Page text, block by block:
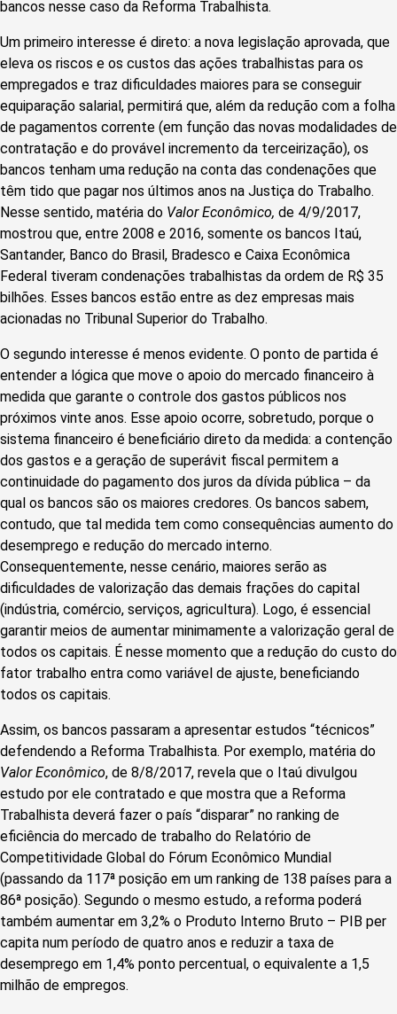
bancos nesse caso da Reforma Trabalhista.
Um primeiro interesse é direto: a nova legislação aprovada, que
eleva os riscos e os custos das ações trabalhistas para os
empregados e traz dificuldades maiores para se conseguir
equiparação salarial, permitirá que, além da redução com a folha
de pagamentos corrente (em função das novas modalidades de
contratação e do provável incremento da terceirização), os
bancos tenham uma redução na conta das condenações que
têm tido que pagar nos últimos anos na Justiça do Trabalho.
Nesse sentido, matéria do Valor Econômico, de 4/9/2017,
mostrou que, entre 2008 e 2016, somente os bancos Itaú,
Santander, Banco do Brasil, Bradesco e Caixa Econômica
Federal tiveram condenações trabalhistas da ordem de R$ 35
bilhões. Esses bancos estão entre as dez empresas mais
acionadas no Tribunal Superior do Trabalho.
O segundo interesse é menos evidente. O ponto de partida é
entender a lógica que move o apoio do mercado financeiro à
medida que garante o controle dos gastos públicos nos
próximos vinte anos. Esse apoio ocorre, sobretudo, porque o
sistema financeiro é beneficiário direto da medida: a contenção
dos gastos e a geração de superávit fiscal permitem a
continuidade do pagamento dos juros da dívida pública – da
qual os bancos são os maiores credores. Os bancos sabem,
contudo, que tal medida tem como consequências aumento do
desemprego e redução do mercado interno.
Consequentemente, nesse cenário, maiores serão as
dificuldades de valorização das demais frações do capital
(indústria, comércio, serviços, agricultura). Logo, é essencial
garantir meios de aumentar minimamente a valorização geral de
todos os capitais. É nesse momento que a redução do custo do
fator trabalho entra como variável de ajuste, beneficiando
todos os capitais.
Assim, os bancos passaram a apresentar estudos “técnicos”
defendendo a Reforma Trabalhista. Por exemplo, matéria do
Valor Econômico, de 8/8/2017, revela que o Itaú divulgou
estudo por ele contratado e que mostra que a Reforma
Trabalhista deverá fazer o país “disparar” no ranking de
eficiência do mercado de trabalho do Relatório de
Competitividade Global do Fórum Econômico Mundial
(passando da 117ª posição em um ranking de 138 países para a
86ª posição). Segundo o mesmo estudo, a reforma poderá
também aumentar em 3,2% o Produto Interno Bruto – PIB per
capita num período de quatro anos e reduzir a taxa de
desemprego em 1,4% ponto percentual, o equivalente a 1,5
milhão de empregos.